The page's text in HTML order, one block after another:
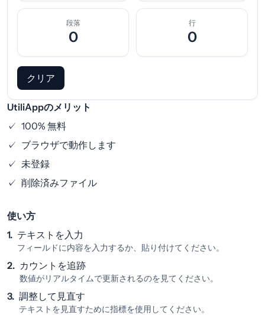
段落
0
行
0
クリア
UtiliAppのメリット
✓ 100% 無料
✓ ブラウザで動作します
✓ 未登録
✓ 削除済みファイル
使い方
1. テキストを入力
フィールドに内容を入力するか、貼り付けてください。
2. カウントを追跡
数値がリアルタイムで更新されるのを見てください。
3. 調整して見直す
テキストを見直すために指標を使用してください。